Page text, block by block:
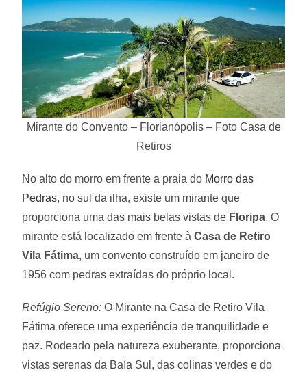
Mirante do Convento – Florianópolis – Foto Casa de
Retiros
No alto do morro em frente a praia do Morro das
Pedras, no sul da ilha, existe um mirante que
proporciona uma das mais belas vistas de Floripa. O
mirante está localizado em frente àCasa de Retiro
Vila Fátima, um convento construído em janeiro de
1956 com pedras extraídas do próprio local.
Refúgio Sereno: O Mirante na Casa de Retiro Vila
Fátima oferece uma experiência de tranquilidade e
paz. Rodeado pela natureza exuberante, proporciona
vistas serenas da Baía Sul, das colinas verdes e do